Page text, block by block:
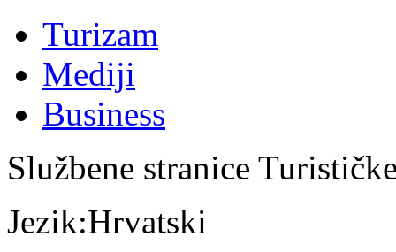
Turizam
Mediji
Business
Službene stranice
Jezik:Hrvatski